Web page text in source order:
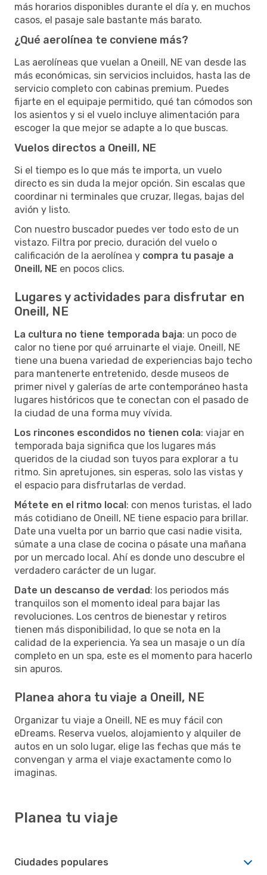
más horarios disponibles durante el día y, en muchos
casos, el pasaje sale bastante más barato.
¿Qué aerolínea te conviene más?
Las aerolíneas que vuelan a Oneill, NE van desde las
más económicas, sin servicios incluidos, hasta las de
servicio completo con cabinas premium. Puedes
fijarte en el equipaje permitido, qué tan cómodos son
los asientos y si el vuelo incluye alimentación para
escoger la que mejor se adapte a lo que buscas.
Vuelos directos a Oneill, NE
Si el tiempo es lo que más te importa, un vuelo
directo es sin duda la mejor opción. Sin escalas que
coordinar ni terminales que cruzar, llegas, bajas del
avión y listo.
Con nuestro buscador puedes ver todo esto de un
vistazo. Filtra por precio, duración del vuelo o
calificación de la aerolínea y compra tu pasaje a
Oneill, NE en pocos clics.
Lugares y actividades para disfrutar en
Oneill, NE
La cultura no tiene temporada baja: un poco de
calor no tiene por qué arruinarte el viaje. Oneill, NE
tiene una buena variedad de experiencias bajo techo
para mantenerte entretenido, desde museos de
primer nivel y galerías de arte contemporáneo hasta
lugares históricos que te conectan con el pasado de
la ciudad de una forma muy vívida.
Los rincones escondidos no tienen cola: viajar en
temporada baja significa que los lugares más
queridos de la ciudad son tuyos para explorar a tu
ritmo. Sin apretujones, sin esperas, solo las vistas y
el espacio para disfrutarlas de verdad.
Métete en el ritmo local: con menos turistas, el lado
más cotidiano de Oneill, NE tiene espacio para brillar.
Date una vuelta por un barrio que casi nadie visita,
súmate a una clase de cocina o pásate una mañana
por un mercado local. Ahí es donde uno descubre el
verdadero carácter de un lugar.
Date un descanso de verdad: los periodos más
tranquilos son el momento ideal para bajar las
revoluciones. Los centros de bienestar y retiros
tienen más disponibilidad, lo que se nota en la
calidad de la experiencia. Ya sea un masaje o un día
completo en un spa, este es el momento para hacerlo
sin apuros.
Planea ahora tu viaje a Oneill, NE
Organizar tu viaje a Oneill, NE es muy fácil con
eDreams. Reserva vuelos, alojamiento y alquiler de
autos en un solo lugar, elige las fechas que más te
convengan y arma el viaje exactamente como lo
imaginas.
Planea tu viaje
Ciudades populares